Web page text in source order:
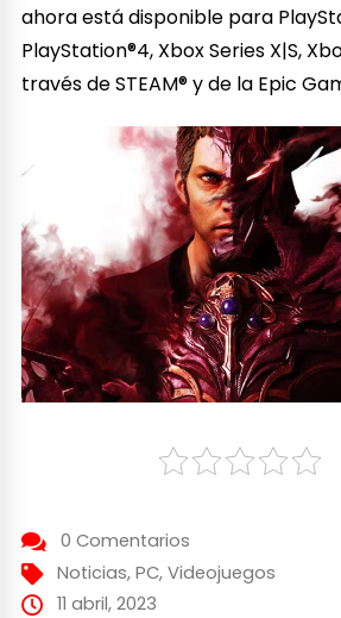
ahora está disponible para
PlayStation®4, Xbox Series X|S,
través de STEAM® y de la Epic
0 Comentarios
Noticias, PC, Videojuegos
11 abril, 2023